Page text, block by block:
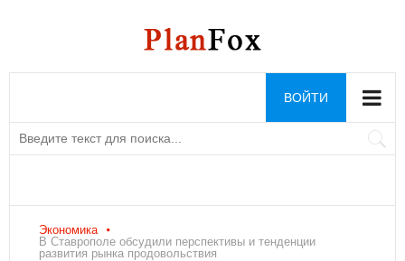
ВОЙТИ
Экономика
В Ставрополе обсудили перспективы и тенденции
развития рынка продовольствия